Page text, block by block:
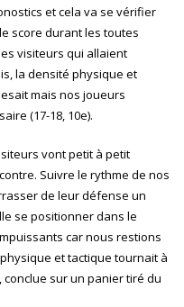
et cela va se vérifier
score durant les toutes
visiteurs qui allaient
la densité physique et
mais nos joueurs
(17-18, 10e).
vont petit à petit
Suivre le rythme de nos
de leur défense un
se positionner dans le
car nous restions
et tactique tournait à
conclue sur un panier tiré du